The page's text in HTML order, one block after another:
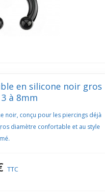
en silicone noir gros
à 8mm
noir, conçu pour les piercings déjà
diamètre confortable et au style
TTC